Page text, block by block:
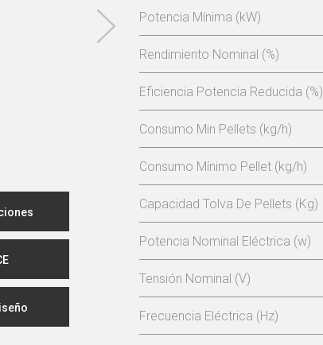
Potencia Mínima (kW)
Rendimiento Nominal (%)
Eficiencia Potencia Reducida (%)
Consumo Min Pellets (kg/h)
Consumo Mínimo Pellet (kg/h)
Capacidad Tolva De Pellets (Kg)
Potencia Nominal Eléctrica (w)
Tensión Nominal (V)
Frecuencia Eléctrica (Hz)